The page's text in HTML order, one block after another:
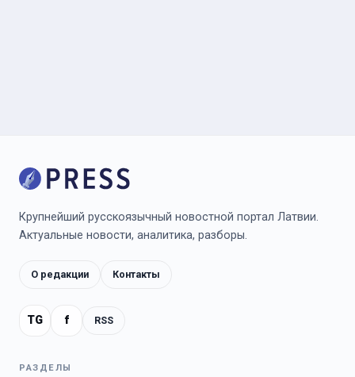
Крупнейший русскоязычный новостной портал Латвии.
Актуальные новости, аналитика, разборы.
О редакции Контакты
TG f RSS
РАЗДЕЛЫ